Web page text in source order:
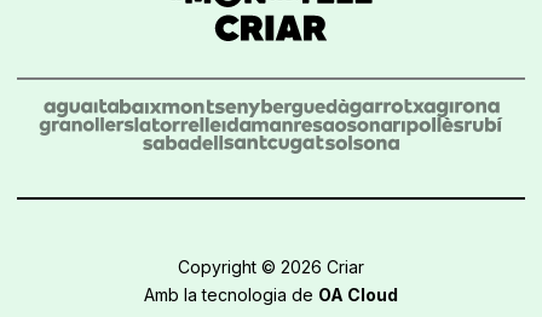
Copyright © 2026 Criar
Amb la tecnologia de OA Cloud